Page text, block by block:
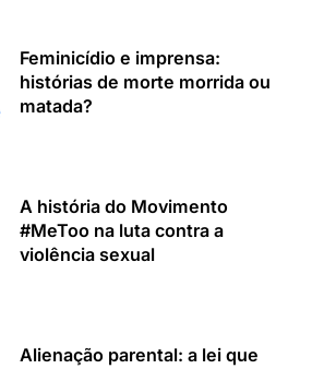
Feminicídio e imprensa:
histórias de morte morrida ou
matada?
A história do Movimento
#MeToo na luta contra a
violência sexual
Alienação parental: a lei que